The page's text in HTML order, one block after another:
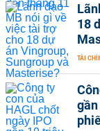
18
TÀI